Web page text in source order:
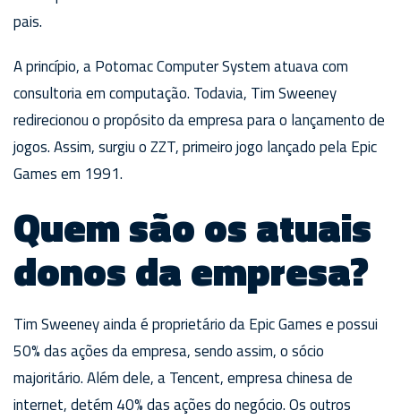
pais.
A princípio, a Potomac Computer System atuava com
consultoria em computação. Todavia, Tim Sweeney
redirecionou o propósito da empresa para o lançamento de
jogos. Assim, surgiu o ZZT, primeiro jogo lançado pela Epic
Games em 1991.
Quem são os atuais
donos da empresa?
Tim Sweeney ainda é proprietário da Epic Games e possui
50% das ações da empresa, sendo assim, o sócio
majoritário. Além dele, a Tencent, empresa chinesa de
internet, detém 40% das ações do negócio. Os outros